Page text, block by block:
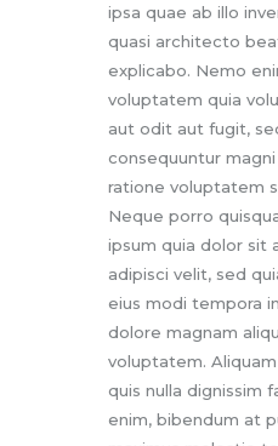
ipsa quae ab illo
quasi architecto
explicabo. Nemo
voluptatem quia
aut odit aut fugit,
consequuntur
ratione voluptatem
Neque porro
ipsum quia dolor sit
adipisci velit, sed
eius modi tempora
dolore magnam
voluptatem.
quis nulla dignissim
enim, bibendum at